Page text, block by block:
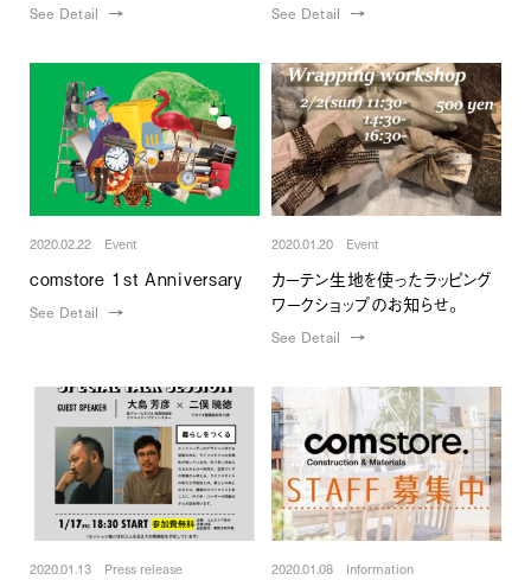
See Detail See Detail
2020.02.22 Event
comstore 1st Anniversary
See Detail
2020.01.20 Event
カーテン生地を使ったラッピング
ワークショップのお知らせ。
See Detail
2020.01.13 Press release 2020.01.08 Information